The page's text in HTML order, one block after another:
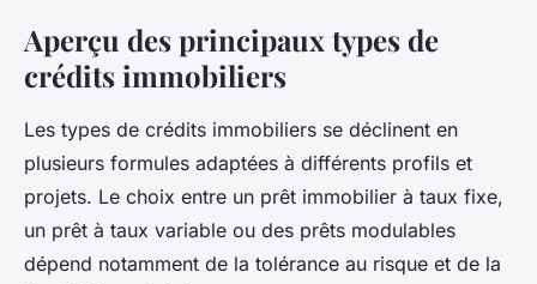
Aperçu des principaux types de
crédits immobiliers
Les types de crédits immobiliers se déclinent en
plusieurs formules adaptées à différents profils et
projets. Le choix entre un prêt immobilier à taux fixe,
un prêt à taux variable ou des prêts modulables
dépend notamment de la tolérance au risque et de la